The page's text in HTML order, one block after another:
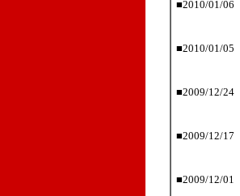
■2010/01/06
■2010/01/05
■2009/12/24
■2009/12/17
■2009/12/01